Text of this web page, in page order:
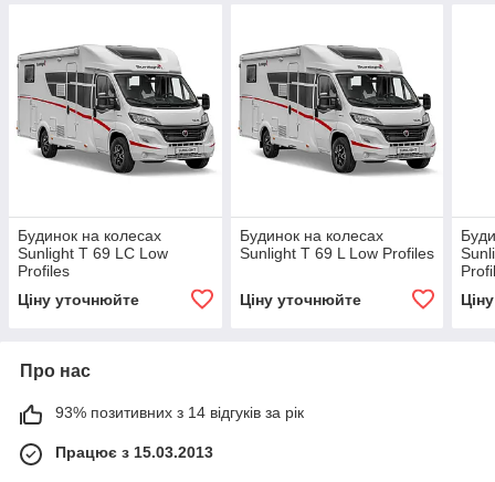
Будинок на колесах
Sunlight T 69 LC Low
Profiles
Ціну уточнюйте
Будинок на колесах
Sunlight T 69 L Low Profiles
Ціну уточнюйте
Про нас
93% позитивних з 14 відгуків за рік
Працює з 15.03.2013